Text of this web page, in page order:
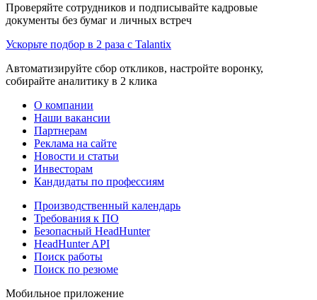
Проверяйте сотрудников и подписывайте кадровые
документы без бумаг и личных встреч
Ускорьте подбор в 2 раза с Talantix
Автоматизируйте сбор откликов, настройте воронку,
собирайте аналитику в 2 клика
О компании
Наши вакансии
Партнерам
Реклама на сайте
Новости и статьи
Инвесторам
Кандидаты по профессиям
Производственный календарь
Требования к ПО
Безопасный HeadHunter
HeadHunter API
Поиск работы
Поиск по резюме
Мобильное приложение